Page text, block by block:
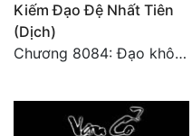
Kiếm Đạo Đệ Nhất Tiên
(Dịch)
Chương 8084: Đạo không bờ bến (Đại kết cục) (10)